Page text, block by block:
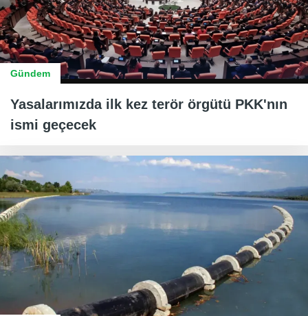
Gündem
Yasalarımızda ilk kez terör örgütü PKK'nın
ismi geçecek